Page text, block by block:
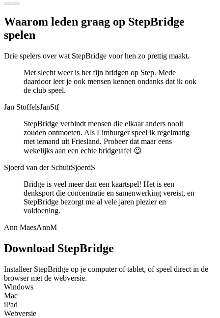
Waarom leden graag op StepBridge
spelen
Drie spelers over wat StepBridge voor hen zo prettig maakt.
Met slecht weer is het fijn bridgen op Step. Mede
daardoor leer je ook mensen kennen ondanks dat ik ook
de club speel.
Jan StoffelsJanStf
StepBridge verbindt mensen die elkaar anders nooit
zouden ontmoeten. Als Limburger speel ik regelmatig
met iemand uit Friesland. Probeer dat maar eens
wekelijks aan een echte bridgetafel 😉
Sjoerd van der SchuitSjoerdS
Bridge is veel meer dan een kaartspel! Het is een
denksport die concentratie en samenwerking vereist, en
StepBridge bezorgt me al vele jaren plezier en
voldoening.
Ann MaesAnnM
Download StepBridge
Installeer StepBridge op je computer of tablet, of speel direct in de
browser met de webversie.
Windows
Mac
iPad
Webversie